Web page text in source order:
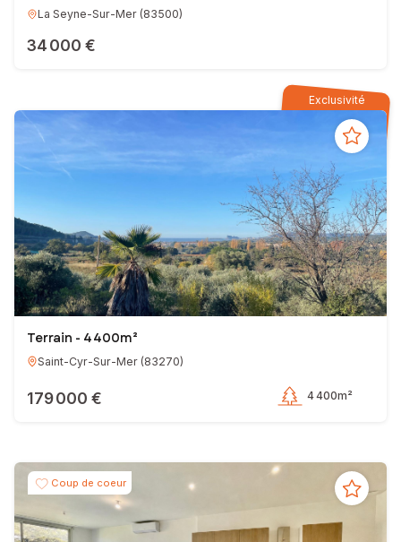
La Seyne-Sur-Mer (83500)
34 000 €
Exclusivité
Terrain - 4 400m²
Saint-Cyr-Sur-Mer (83270)
179 000 € 4 400m²
Coup de coeur